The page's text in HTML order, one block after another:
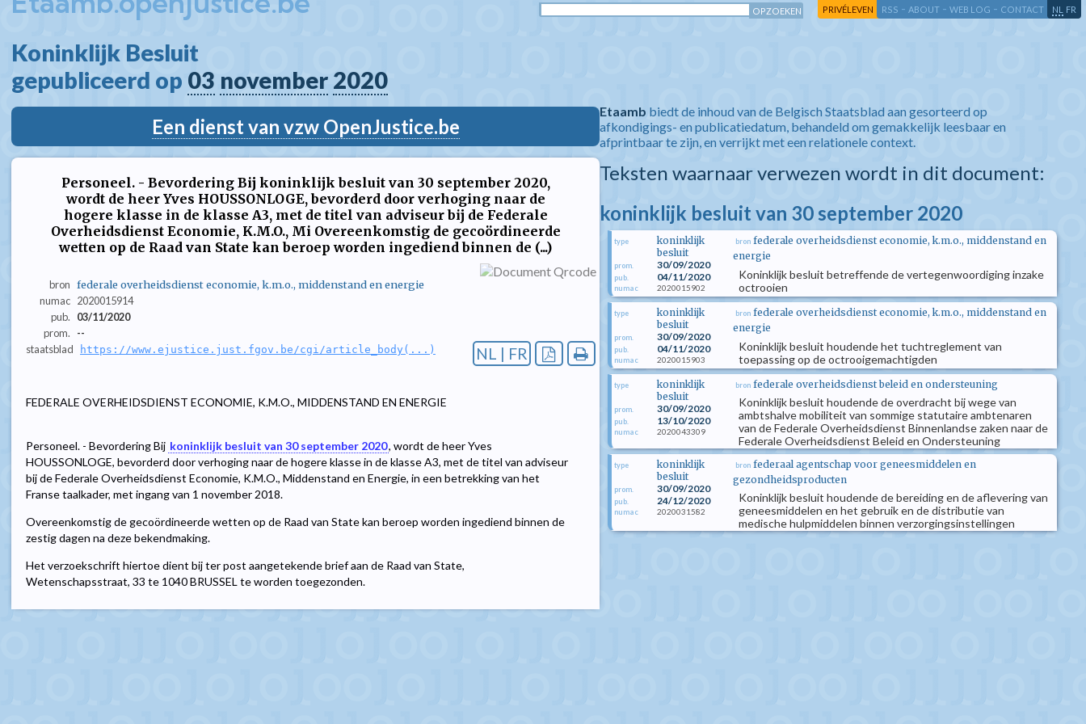
PRIVÉLEVEN RSS - ABOUT - WEB LOG - CONTACT NL FR
Koninklijk Besluit
gepubliceerd op 03 november 2020
Een dienst van vzw OpenJustice.be
Personeel. - Bevordering Bij koninklijk besluit van 30 september 2020,
wordt de heer Yves HOUSSONLOGE, bevorderd door verhoging naar de
hogere klasse in de klasse A3, met de titel van adviseur bij de Federale
Overheidsdienst Economie, K.M.O., Mi Overeenkomstig de gecoördineerde
wetten op de Raad van State kan beroep worden ingediend binnen de (...)
bron federale overheidsdienst economie, k.m.o., middenstand en energie
numac 2020015914
pub.
03/11/2020
prom.
--
staatsblad
https://www.ejustice.just.fgov.be/cgi/article_body(...) NL | FR
FEDERALE OVERHEIDSDIENST ECONOMIE, K.M.O., MIDDENSTAND EN ENERGIE
Personeel. - Bevordering Bij koninklijk besluit van 30 september 2020, wordt de heer Yves
HOUSSONLOGE, bevorderd door verhoging naar de hogere klasse in de klasse A3, met de titel van adviseur
bij de Federale Overheidsdienst Economie, K.M.O., Middenstand en Energie, in een betrekking van het
Franse taalkader, met ingang van 1 november 2018.
Overeenkomstig de gecoördineerde wetten op de Raad van State kan beroep worden ingediend binnen de
zestig dagen na deze bekendmaking.
Het verzoekschrift hiertoe dient bij ter post aangetekende brief aan de Raad van State,
Wetenschapsstraat, 33 te 1040 BRUSSEL te worden toegezonden.
Etaamb biedt de inhoud van de Belgisch Staatsblad aan gesorteerd op
afkondigings- en publicatiedatum, behandeld om gemakkelijk leesbaar en
afprintbaar te zijn, en verrijkt met een relationele context.
Teksten waarnaar verwezen wordt in dit document:
koninklijk besluit van 30 september 2020
type
koninklijk
besluit
prom. 30/09/2020
pub. 04/11/2020
numac 2020015902
bron federale overheidsdienst economie, k.m.o., middenstand en
energie
Koninklijk besluit betreffende de vertegenwoordiging inzake
octrooien
type
koninklijk
besluit
prom. 30/09/2020
pub. 04/11/2020
numac 2020015903
bron federale overheidsdienst economie, k.m.o., middenstand en
energie
Koninklijk besluit houdende het tuchtreglement van
toepassing op de octrooigemachtigden
type
koninklijk
besluit
prom. 30/09/2020
pub. 13/10/2020
numac 2020043309
bron federale overheidsdienst beleid en ondersteuning
Koninklijk besluit houdende de overdracht bij wege van
ambtshalve mobiliteit van sommige statutaire ambtenaren
van de Federale Overheidsdienst Binnenlandse zaken naar de
Federale Overheidsdienst Beleid en Ondersteuning
type
koninklijk
besluit
prom. 30/09/2020
pub. 24/12/2020
numac 2020031582
bron federaal agentschap voor geneesmiddelen en
gezondheidsproducten
Koninklijk besluit houdende de bereiding en de aflevering van
geneesmiddelen en het gebruik en de distributie van
medische hulpmiddelen binnen verzorgingsinstellingen